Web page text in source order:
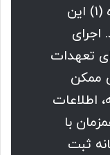
اطلاعات موضوع بند «ژ» ماده (۱) این
اجرای
تعهدات
ممکن
اطلاعات
با
ثبت